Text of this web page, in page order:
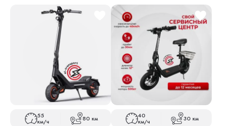
55
км/ч 80 км 40
км/ч 30 км